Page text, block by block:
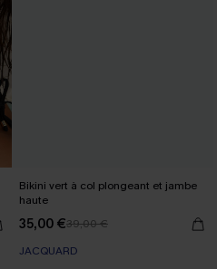
Bikini vert à col plongeant et jambe
haute
35,00 €39,00 €
JACQUARD